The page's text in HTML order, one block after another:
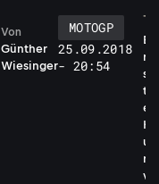
Günther
Wiesinger
Von
MOTOGP
25.09.2018
- 20:54
E
r
s
t
e
K
u
r
v